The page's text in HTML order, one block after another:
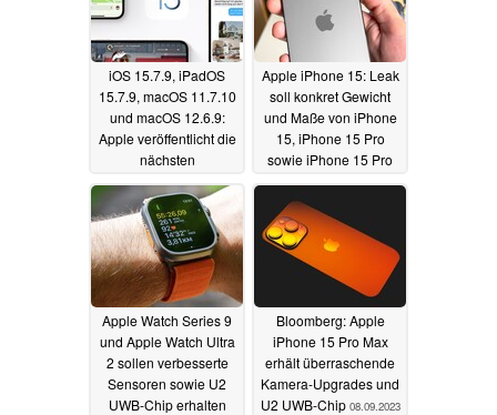
iOS 15.7.9, iPadOS
15.7.9, macOS 11.7.10
und macOS 12.6.9:
Apple veröffentlicht die
nächsten
11.09.2023
Apple iPhone 15: Leak
soll konkret Gewicht
und Maße von iPhone
15, iPhone 15 Pro
sowie iPhone 15 Pro
10.09.2023
Apple Watch Series 9
und Apple Watch Ultra
2 sollen verbesserte
Sensoren sowie U2
UWB-Chip erhalten
Bloomberg: Apple
iPhone 15 Pro Max
erhält überraschende
Kamera-Upgrades und
U2 UWB-Chip 08.09.2023